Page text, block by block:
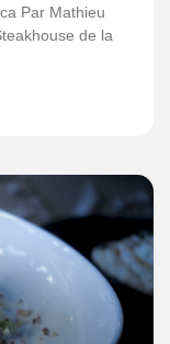
Par Mathieu
de la